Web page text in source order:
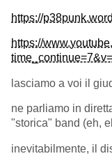
https://
https://
lasciamo a voi il
ne parliamo in
"storica" band (eh,
inevitabilmente, il